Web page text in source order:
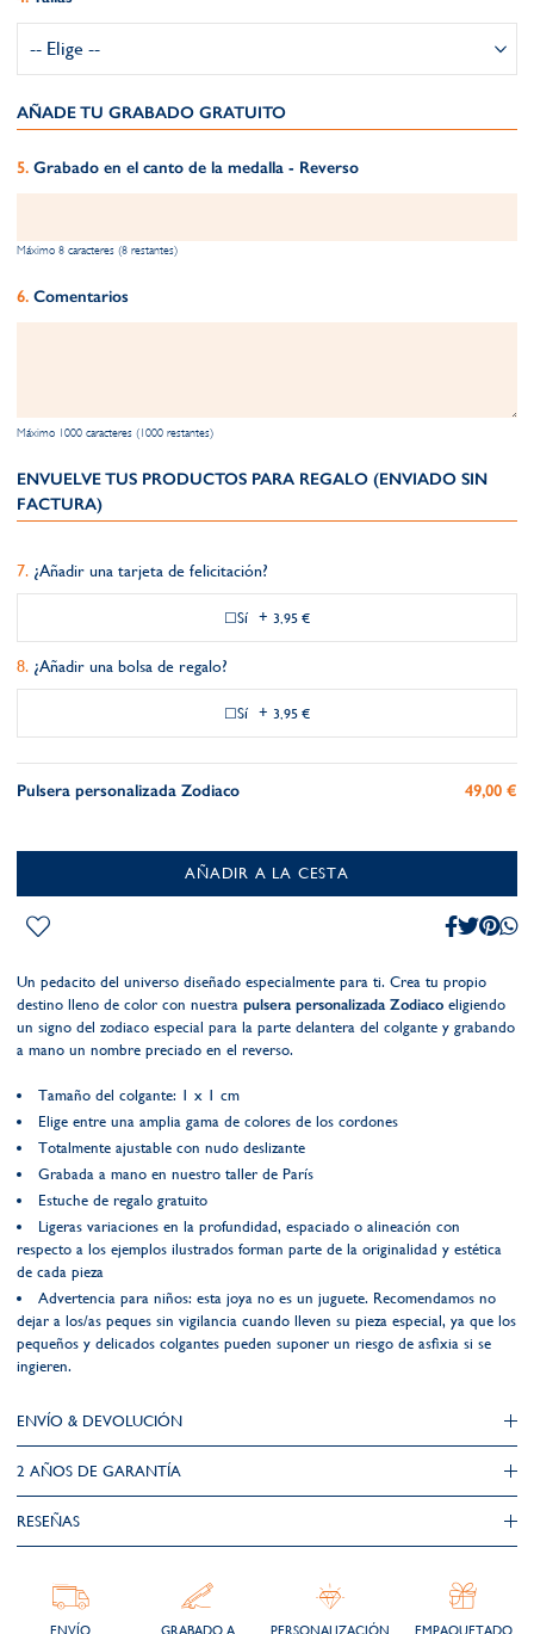
AÑADE TU GRABADO GRATUITO​
Grabado en el canto de la medalla - Reverso
Máximo 8 caracteres (8 restantes)
Comentarios
Máximo 1000 caracteres (1000 restantes)
ENVUELVE TUS PRODUCTOS PARA REGALO (ENVIADO SIN
FACTURA)
¿Añadir una tarjeta de felicitación?
Sí + 3,95 €
¿Añadir una bolsa de regalo?
Sí + 3,95 €
Pulsera personalizada Zodiaco 49,00 €
AÑADIR A LA CESTA
Un pedacito del universo diseñado especialmente para ti. Crea tu propio
destino lleno de color con nuestra pulsera personalizada Zodiaco eligiendo
un signo del zodiaco especial para la parte delantera del colgante y grabando
a mano un nombre preciado en el reverso.
Tamaño del colgante: 1 x 1 cm
Elige entre una amplia gama de colores de los cordones
Totalmente ajustable con nudo deslizante
Grabada a mano en nuestro taller de París
Estuche de regalo gratuito
Ligeras variaciones en la profundidad, espaciado o alineación con
respecto a los ejemplos ilustrados forman parte de la originalidad y estética
de cada pieza
Advertencia para niños: esta joya no es un juguete. Recomendamos no
dejar a los/as peques sin vigilancia cuando lleven su pieza especial, ya que los
pequeños y delicados colgantes pueden suponer un riesgo de asfixia si se
ingieren.
ENVÍO & DEVOLUCIÓN
2 AÑOS DE GARANTÍA​
RESEÑAS